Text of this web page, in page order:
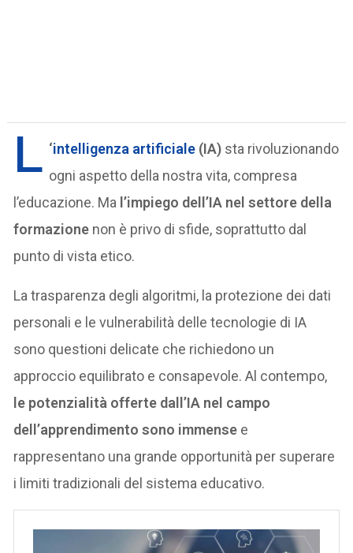
L ‘intelligenza artificiale (IA) sta rivoluzionando
ogni aspetto della nostra vita, compresa
l’educazione. Ma l’impiego dell’IA nel settore della
formazione non è privo di sfide, soprattutto dal
punto di vista etico.
La trasparenza degli algoritmi, la protezione dei dati
personali e le vulnerabilità delle tecnologie di IA
sono questioni delicate che richiedono un
approccio equilibrato e consapevole. Al contempo,
le potenzialità offerte dall’IA nel campo
dell’apprendimento sono immense e
rappresentano una grande opportunità per superare
i limiti tradizionali del sistema educativo.